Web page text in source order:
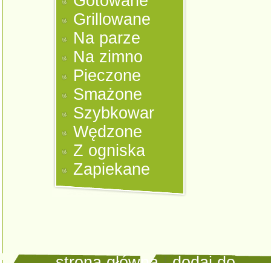
Grillowane
Na parze
Na zimno
Pieczone
Smażone
Szybkowar
Wędzone
Z ogniska
Zapiekane